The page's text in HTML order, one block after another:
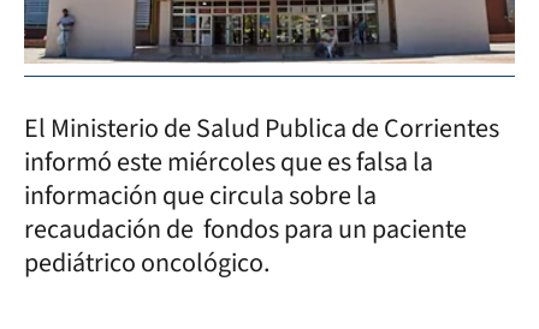
El Ministerio de Salud Publica de Corrientes
informó este miércoles que es falsa la
información que circula sobre la
recaudación de fondos para un paciente
pediátrico oncológico.